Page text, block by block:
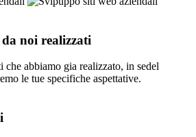
noi realizzati
abbiamo gia realizzato, in sedel
le tue specifiche aspettative.